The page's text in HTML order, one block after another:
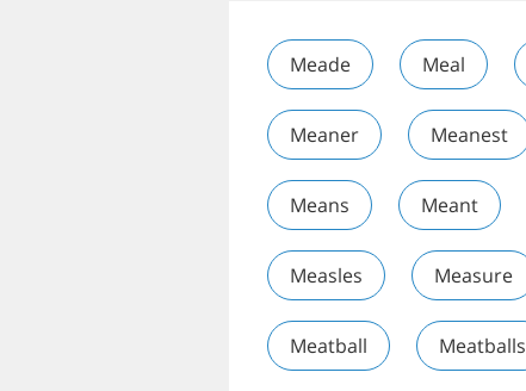
Meade Meal
Meaner Meanest
Means Meant
Measles Measure
Meatball Meatballs